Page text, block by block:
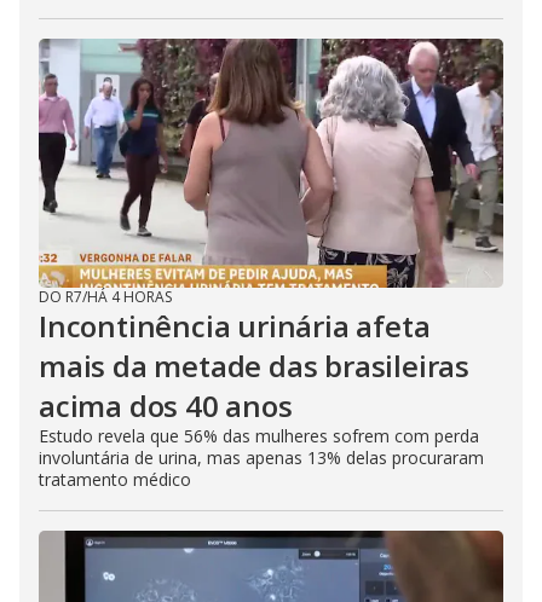
DO R7/HÁ 4 HORAS
Incontinência urinária afeta
mais da metade das brasileiras
acima dos 40 anos
Estudo revela que 56% das mulheres sofrem com perda
involuntária de urina, mas apenas 13% delas procuraram
tratamento médico